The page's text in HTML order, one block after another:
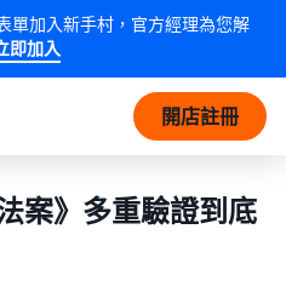
單加入新手村，官方經理為您解
即加入
開店註冊
案》多重驗證到底